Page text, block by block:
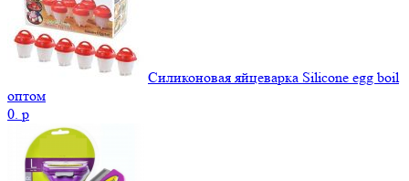
Силиконовая яйцеварка Silicone egg boil
оптом
0. p